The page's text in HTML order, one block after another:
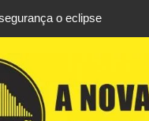
o eclipse